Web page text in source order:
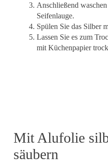
Anschließend
Seifenlauge.
Spülen Sie das Silber
Lassen Sie es zum
mit Küchenpapier
Mit Alufolie
säubern